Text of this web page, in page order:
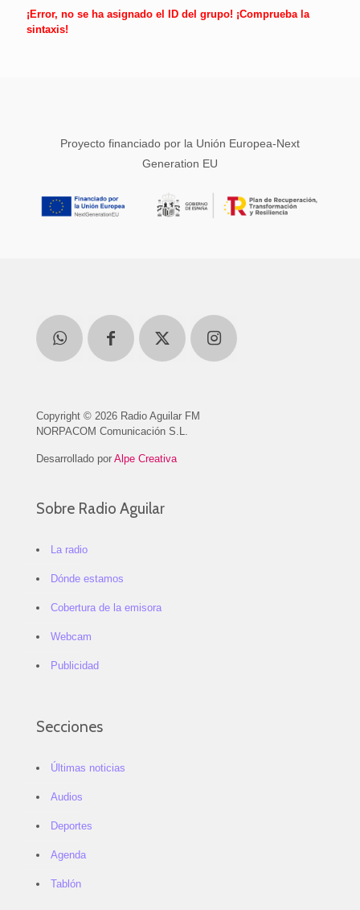
¡Error, no se ha asignado el ID del grupo! ¡Comprueba la
sintaxis!
Proyecto financiado por la Unión Europea-Next
Generation EU
Copyright © 2026 Radio Aguilar FM
NORPACOM Comunicación S.L.
Desarrollado por Alpe Creativa
Sobre Radio Aguilar
La radio
Dónde estamos
Cobertura de la emisora
Webcam
Publicidad
Secciones
Últimas noticias
Audios
Deportes
Agenda
Tablón